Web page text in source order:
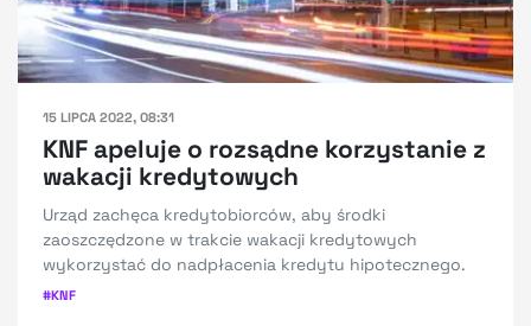
15 LIPCA 2022, 08:31
KNF apeluje o rozsądne korzystanie z
wakacji kredytowych
Urząd zachęca kredytobiorców, aby środki
zaoszczędzone w trakcie wakacji kredytowych
wykorzystać do nadpłacenia kredytu hipotecznego.
#KNF